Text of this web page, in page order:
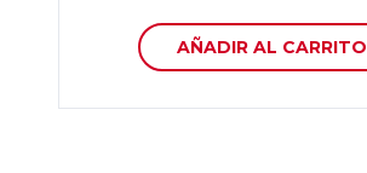
AÑADIR AL CARRITO